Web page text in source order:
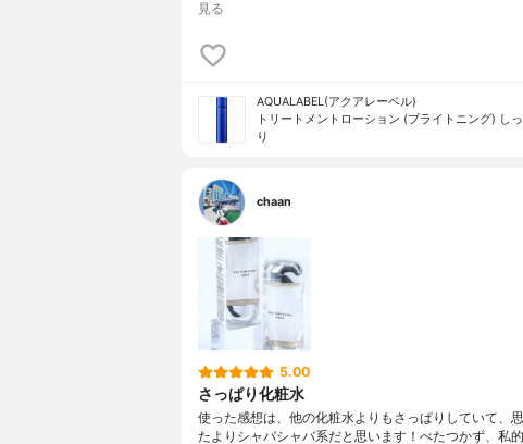
見る
AQUALABEL(アクアレーベル)
トリートメントローション (ブライトニング) し
り
chaan
5.00
さっぱり化粧水
使った感想は、他の化粧水よりもさっぱりしていて、
たよりシャバシャバ系だと思います！べたつかず、私